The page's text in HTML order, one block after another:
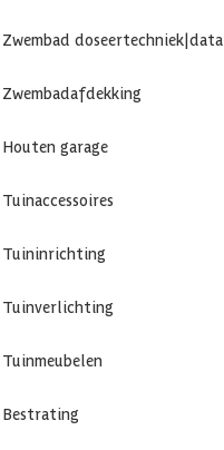
Zwembad doseertechniek|data
Zwembadafdekking
Houten garage
Tuinaccessoires
Tuininrichting
Tuinverlichting
Tuinmeubelen
Bestrating